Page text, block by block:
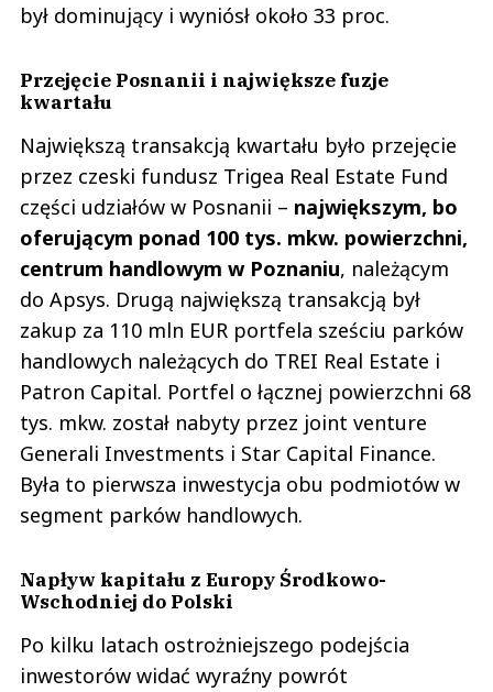
był dominujący i wyniósł około 33 proc.
Przejęcie Posnanii i największe fuzje
kwartału
Największą transakcją kwartału było przejęcie
przez czeski fundusz Trigea Real Estate Fund
części udziałów w Posnanii – największym, bo
oferującym ponad 100 tys. mkw. powierzchni,
centrum handlowym w Poznaniu, należącym
do Apsys. Drugą największą transakcją był
zakup za 110 mln EUR portfela sześciu parków
handlowych należących do TREI Real Estate i
Patron Capital. Portfel o łącznej powierzchni 68
tys. mkw. został nabyty przez joint venture
Generali Investments i Star Capital Finance.
Była to pierwsza inwestycja obu podmiotów w
segment parków handlowych.
Napływ kapitału z Europy Środkowo-
Wschodniej do Polski
Po kilku latach ostrożniejszego podejścia
inwestorów widać wyraźny powrót